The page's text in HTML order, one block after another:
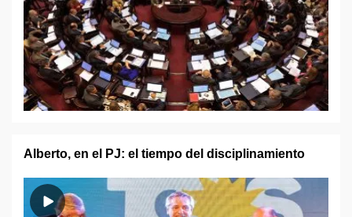
Alberto, en el PJ: el tiempo del disciplinamiento